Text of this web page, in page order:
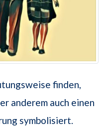
finden,
anderem auch einen
symbolisiert.